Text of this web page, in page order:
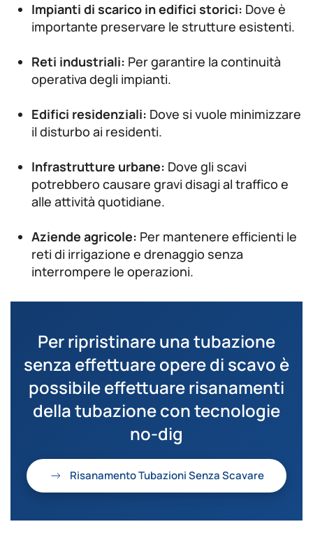
Impianti di scarico in edifici storici: Dove è
importante preservare le strutture esistenti.
Reti industriali: Per garantire la continuità
operativa degli impianti.
Edifici residenziali: Dove si vuole minimizzare
il disturbo ai residenti.
Infrastrutture urbane: Dove gli scavi
potrebbero causare gravi disagi al traffico e
alle attività quotidiane.
Aziende agricole: Per mantenere efficienti le
reti di irrigazione e drenaggio senza
interrompere le operazioni.
Per ripristinare una tubazione
senza effettuare opere di scavo è
possibile effettuarerisanamenti
della tubazionecon tecnologie
no-dig
Risanamento Tubazioni Senza Scavare